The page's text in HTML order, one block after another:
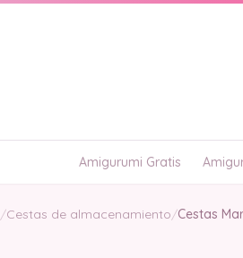
Amigurumi Gratis
/Cestas de almacenamiento/Cestas